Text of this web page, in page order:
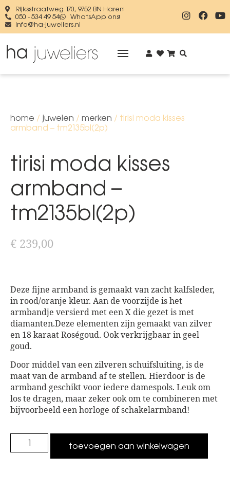
Rijksstraatweg 170, 9752 BN Haren
050 - 534 49 54
WhatsApp ons
info@ha-juweliers.nl
home / juwelen / merken / tirisi moda kisses
armband – tm2135bl(2p)
tirisi moda kisses
armband –
tm2135bl(2p)
€ 239,00
Deze fijne armband is gemaakt van zacht kalfsleder,
in rood/oranje kleur. Aan de voorzijde is het
armbandje versierd met een X die gezet is met
diamanten.Deze elementen zijn gemaakt van zilver
en 18 karaat Roségoud. Ook verkrijgbaar in geel
goud.
Door middel van een zilveren schuifsluiting, is de
maat van de armband af te stellen. Hierdoor is de
armband geschikt voor iedere damespols. Leuk om
los te dragen, maar zeker ook om te combineren met
bijvoorbeeld een horloge of schakelarmband!
toevoegen aan winkelwagen